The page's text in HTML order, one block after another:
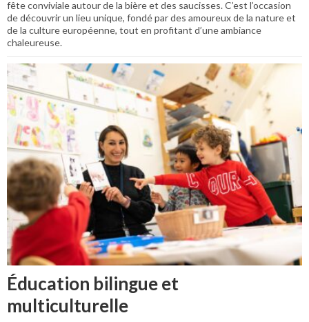
fête conviviale autour de la bière et des saucisses. C’est l’occasion
de découvrir un lieu unique, fondé par des amoureux de la nature et
de la culture européenne, tout en profitant d’une ambiance
chaleureuse.
Éducation bilingue et
multiculturelle